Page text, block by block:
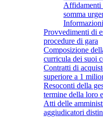
Affidamenti
somma
Provvedimenti di
procedure di gara
Composizione
curricula dei suoi
Contratti di
superiore a 1
Resoconti della
termine della loro
Atti delle
aggiudicatori